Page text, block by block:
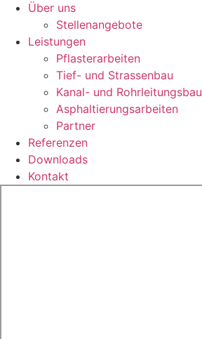
Über uns
Stellenangebote
Leistungen
Pflasterarbeiten
Tief- und Strassenbau
Kanal- und Rohrleitungsbau
Asphaltierungsarbeiten
Partner
Referenzen
Downloads
Kontakt